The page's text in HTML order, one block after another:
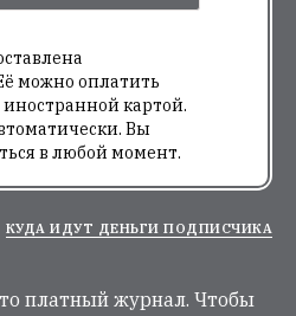
можно оплатить
картой.
Вы
в любой момент.
КУДА ИДУТ ДЕНЬГИ ПОДПИСЧИКА
платный журнал. Чтобы